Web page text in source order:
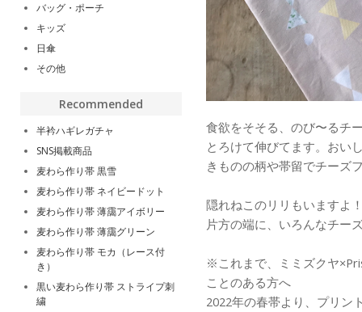
食欲をそそる、のび〜るチ
とろけて伸びてます。おい
きものの柄や帯留でチーズ
隠れねこのリリもいますよ
片方の端に、いろんなチー
※これまで、ミミズクヤ
ことのある方へ
2022年の春帯より、プリン
バッグ・ポーチ
キッズ
日傘
その他
Recommended
半衿ハギレガチャ
SNS掲載商品
麦わら作り帯 黒雪
麦わら作り帯 ネイビードット
麦わら作り帯 薄靄アイボリー
麦わら作り帯 薄靄グリーン
麦わら作り帯 モカ（レース付
き）
黒い麦わら作り帯 ストライプ刺
繍